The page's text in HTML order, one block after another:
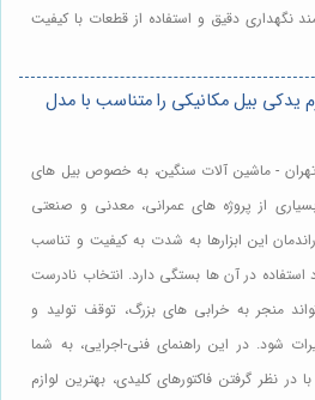
نگهداری دقیق و استفاده از قطعات با کیفیت
یدکی بیل مکانیکی را متناسب با مدل
- ماشین آلات سنگین، به خصوص بیل های
از پروژه های عمرانی، معدنی و صنعتی
این ابزارها به شدت به کیفیت و تناسب
استفاده در آن ها بستگی دارد. انتخاب نادرست
منجر به خرابی های بزرگ، توقف تولید و
شود. در این راهنمای فنی-اجرایی، به شما
نظر گرفتن فاکتورهای کلیدی، بهترین لوازم